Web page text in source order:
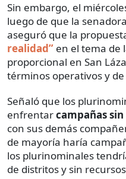
Sin embargo, el
luego de que la senadora
aseguró que la
realidad” en el tema de
proporcional en San
términos operativos y
Señaló que los
enfrentarcampañas
con sus demás
de mayoría haría
los plurinominales
de distritos y sin